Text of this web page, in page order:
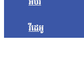
អប់រំ
វីដេអូ